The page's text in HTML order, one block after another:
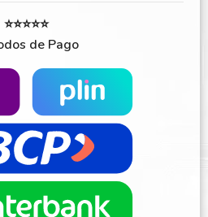
⭐⭐⭐⭐⭐
de Pago